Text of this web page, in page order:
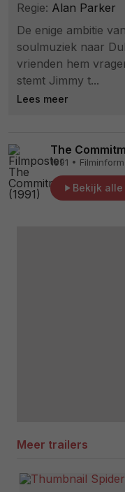
Regie: Alan Parker
De enige ambitie
soulmuziek naar
vrienden hem
stemt Jimmy t...
Lees meer
The
1991 •
Bekijk
Meer trailers